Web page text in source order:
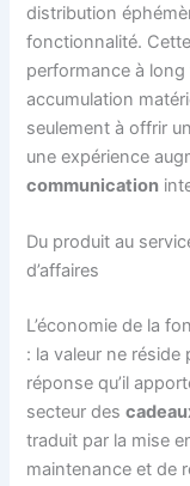
distribution
fonctionnalité.
performance à
accumulation
seulement à offrir
une expérience
communication
Du produit au
d’affaires
L’économie de la
: la valeur ne réside
réponse qu’il
secteur des
traduit par la mise
maintenance et de